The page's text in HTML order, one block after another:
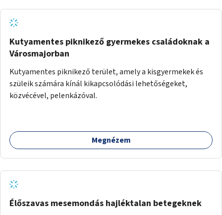
Kutyamentes piknikező gyermekes családoknak a
Városmajorban
Kutyamentes piknikező terület, amely a kisgyermekek és
szüleik számára kínál kikapcsolódási lehetőségeket,
közvécével, pelenkázóval.
Megnézem
Élőszavas mesemondás hajléktalan betegeknek